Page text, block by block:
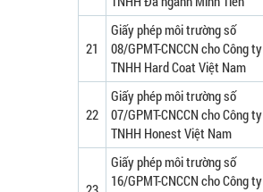
21
Giấy phép môi trường số
08/GPMT-CNCCN cho Công ty
TNHH Hard Coat Việt Nam
22
Giấy phép môi trường số
07/GPMT-CNCCN cho Công ty
TNHH Honest Việt Nam
Giấy phép môi trường số
16/GPMT-CNCCN cho Công ty